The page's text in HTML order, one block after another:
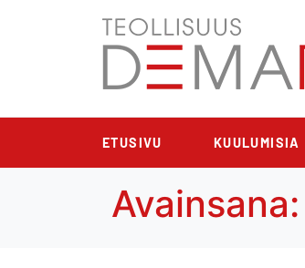
ETUSIVU KUULUMISIA
Avainsana: